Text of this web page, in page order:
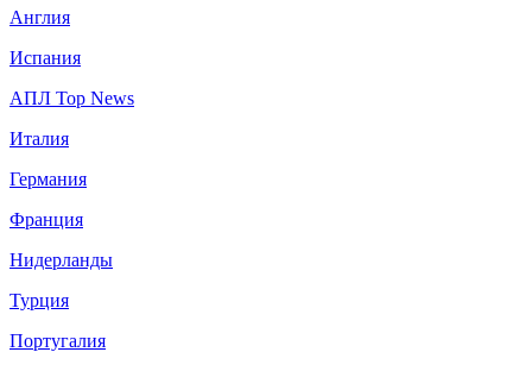
Англия
Испания
АПЛ Top News
Италия
Германия
Франция
Нидерланды
Турция
Португалия